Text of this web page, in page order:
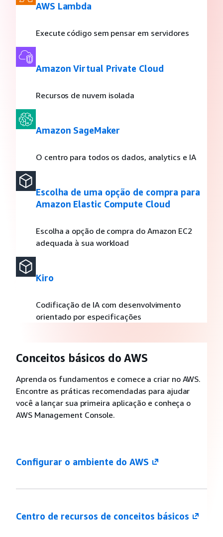
AWS Lambda
Execute código sem pensar em servidores
Amazon Virtual Private Cloud
Recursos de nuvem isolada
Amazon SageMaker
O centro para todos os dados, analytics e IA
Escolha de uma opção de compra para
Amazon Elastic Compute Cloud
Escolha a opção de compra do Amazon EC2
adequada à sua workload
Kiro
Codificação de IA com desenvolvimento
orientado por especificações
Conceitos básicos do AWS
Aprenda os fundamentos e comece a criar no AWS.
Encontre as práticas recomendadas para ajudar
você a lançar sua primeira aplicação e conheça o
AWS Management Console.
Configurar o ambiente do AWS
Centro de recursos de conceitos básicos